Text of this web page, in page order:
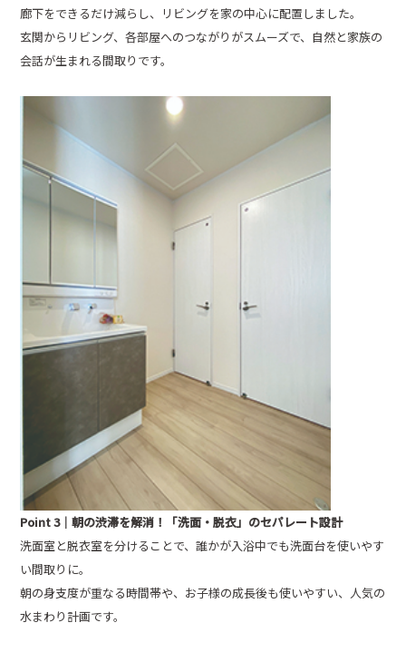
廊下をできるだけ減らし、リビングを家の中心に配置しました。
玄関からリビング、各部屋へのつながりがスムーズで、自然と家族の
会話が生まれる間取りです。
Point 3｜朝の渋滞を解消！「洗面・脱衣」のセパレート設計
洗面室と脱衣室を分けることで、誰かが入浴中でも洗面台を使いやす
い間取りに。
朝の身支度が重なる時間帯や、お子様の成長後も使いやすい、人気の
水まわり計画です。